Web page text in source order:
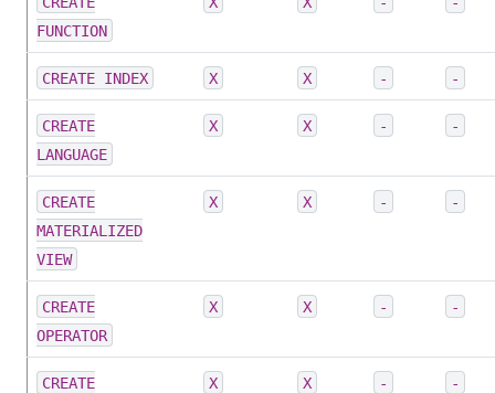
FUNCTION
CREATE INDEX X X - -
CREATE
LANGUAGE
X X - -
CREATE
MATERIALIZED
VIEW
X X - -
CREATE
OPERATOR
X X - -
CREATE
X X - -